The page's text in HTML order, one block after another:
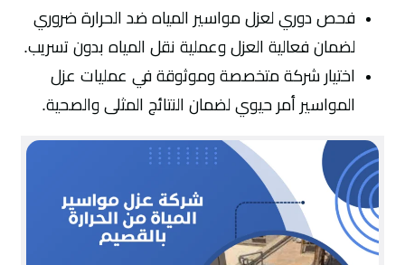
فحص دوري لعزل مواسير المياه ضد الحرارة ضروري
لضمان فعالية العزل وعملية نقل المياه بدون تسريب.
اختيار شركة متخصصة وموثوقة في عمليات عزل
المواسير أمر حيوي لضمان النتائج المثلى والصحية.